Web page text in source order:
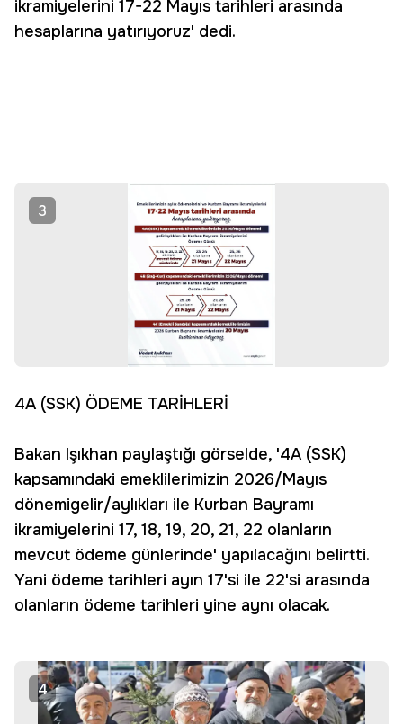
ikramiyelerini 17-22 Mayıs tarihleri arasında
hesaplarına yatırıyoruz' dedi.
3
4A (SSK) ÖDEME TARİHLERİ
Bakan Işıkhan paylaştığı görselde, '4A (SSK)
kapsamındaki emeklilerimizin 2026/Mayıs
dönemigelir/aylıkları ile Kurban Bayramı
ikramiyelerini 17, 18, 19, 20, 21, 22 olanların
mevcut ödeme günlerinde' yapılacağını belirtti.
Yani ödeme tarihleri ayın 17'si ile 22'si arasında
olanların ödeme tarihleri yine aynı olacak.
4